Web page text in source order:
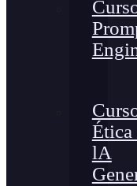
Ética
lA